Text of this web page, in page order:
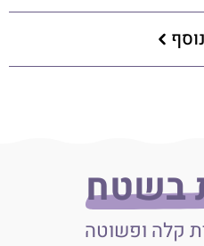
בשטח
קלה ופשוטה